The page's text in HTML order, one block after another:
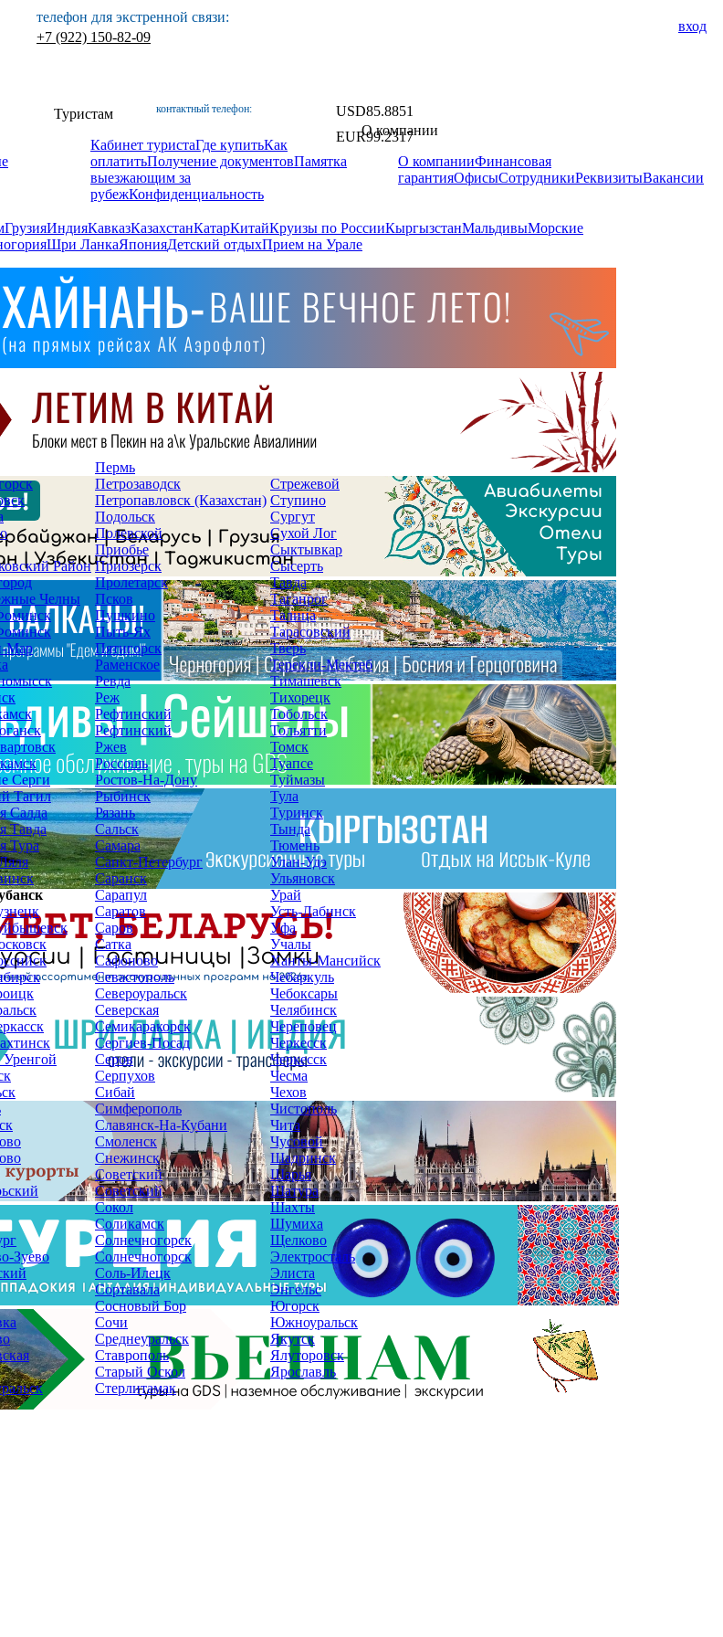
вход
телефон для экстренной связи:
+7 (922) 150-82-09
контактный телефон: USD85.8851
EUR99.2317
Туристам
Кабинет туристаГде купитьКак
оплатитьПолучение документовПамятка
выезжающим за
рубежКонфиденциальность
О компании
О компанииФинансовая
гарантияОфисыСотрудникиРеквизитыВакансии
ГрузияИндияКавказКазахстанКатарКитайКруизы по РоссииКыргызстанМальдивыМорские
Шри ЛанкаЯпонияДетский отдыхПрием на Урале
Район
Челны
Мар
Серги
Тагил
Салда
Тавда
Тура
Зуево
Пермь
Петрозаводск
Петропавловск (Казахстан)
Подольск
Полевской
Приобье
Приозерск
Пролетарск
Псков
Пушкино
Пыть-Ях
Пятигорск
Раменское
Ревда
Реж
Рефтинский
Рефтинский
Ржев
Россошь
Ростов-На-Дону
Рыбинск
Рязань
Сальск
Самара
Санкт-Петербург
Саранск
Сарапул
Саратов
Саров
Сатка
Сафоново
Севастополь
Североуральск
Северская
Семикаракорск
Сергиев-Посад
Серов
Серпухов
Сибай
Симферополь
Славянск-На-Кубани
Смоленск
Снежинск
Советский
Советский
Сокол
Соликамск
Солнечногорск
Солнечногорск
Соль-Илецк
Сортавала
Сосновый Бор
Сочи
Среднеуральск
Ставрополь
Старый Оскол
Стерлитамак
Стрежевой
Ступино
Сургут
Сухой Лог
Сыктывкар
Сысерть
Тавда
Таганрог
Талица
Тарасовский
Тверь
Терекли-Мектеб
Тимашевск
Тихорецк
Тобольск
Тольятти
Томск
Туапсе
Туймазы
Тула
Туринск
Тында
Тюмень
Улан-Удэ
Ульяновск
Урай
Усть-Лабинск
Уфа
Учалы
Ханты-Мансийск
Чебаркуль
Чебоксары
Челябинск
Череповец
Черкесск
Черкесск
Чесма
Чехов
Чистополь
Чита
Чусовой
Шадринск
Шарья
Шатура
Шахты
Шумиха
Щелково
Электросталь
Элиста
Энгельс
Югорск
Южноуральск
Якутск
Ялуторовск
Ярославль